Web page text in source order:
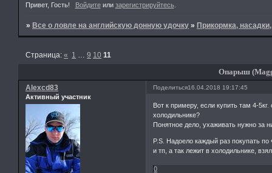
Привет, Гость! Войдитеили зарегистрируйтесь.
»Все о ловле на английскую донную удочку »Прикормка,
Опарыш
Страница:« 1 … 9 10 11
Поделиться16.04.2018 19:17:45
Alexcd83
Активный участник
Вот к примеру, если купить там 4-
холодильнике?
Понятное дело, ухаживать нужно за
P.S. Надоело каждый раз покупать по
и тп, а так лежит в холодильнике,
0